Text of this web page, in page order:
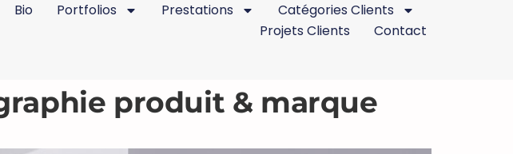
Bio Portfolios Prestations
Catégories Clients
Projets Clients
Contact
produit & marque